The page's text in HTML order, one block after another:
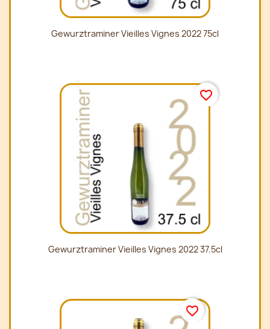
Gewurztraminer Vieilles Vignes 2022 75cl
Gewurztraminer Vieilles Vignes 2022 37.5cl
favorite_border
favorite_border